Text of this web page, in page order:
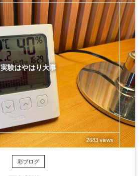
実験はやはり大事
2683 views
彩ブログ